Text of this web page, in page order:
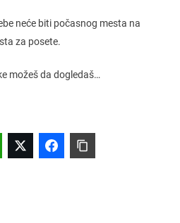
neće biti počasnog mesta na
za posete.
možeš da dogledaš…